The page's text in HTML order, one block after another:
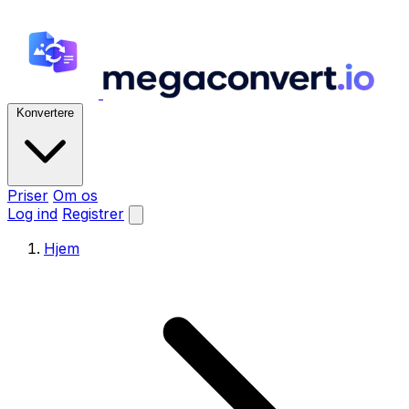
Konvertere
Priser Om os
Log ind Registrer
Hjem